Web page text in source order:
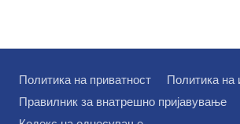
Политика на приватност
Политика на
Правилник за внатрешно пријавување